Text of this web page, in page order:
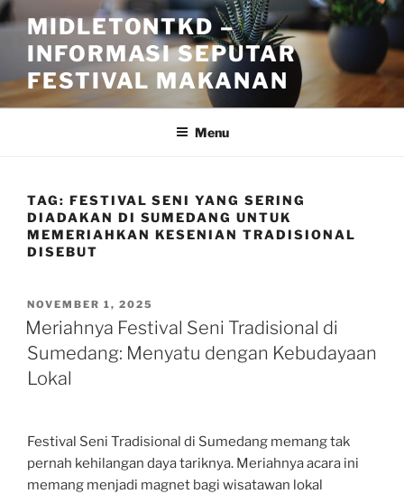
Skip
to
content
MIDLETONTKD –
INFORMASI SEPUTAR
FESTIVAL MAKANAN
Menu
TAG: FESTIVAL SENI YANG SERING
DIADAKAN DI SUMEDANG UNTUK
MEMERIAHKAN KESENIAN TRADISIONAL
DISEBUT
POSTED
ON
NOVEMBER 1, 2025
Meriahnya Festival Seni Tradisional di
Sumedang: Menyatu dengan Kebudayaan
Lokal
Festival Seni Tradisional di Sumedang memang tak
pernah kehilangan daya tariknya. Meriahnya acara ini
memang menjadi magnet bagi wisatawan lokal